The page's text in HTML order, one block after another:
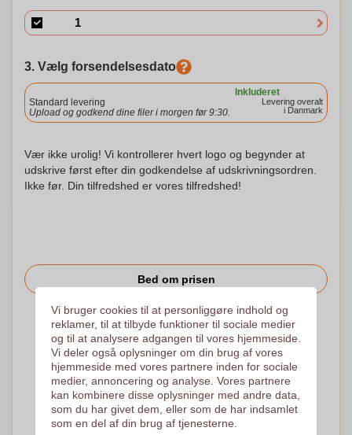
3. Vælg forsendelsesdato
Inkluderet
Standard levering
Upload og godkend dine filer i morgen før 9:30.
Levering overalt
i Danmark
Vær ikke urolig! Vi kontrollerer hvert logo og begynder at
udskrive først efter din godkendelse af udskrivningsordren.
Ikke før. Din tilfredshed er vores tilfredshed!
Bed om prisen
Det er også muligt at uploade dit logo til den følgende side
Vi tjekker dit logo gratis inden udskrivning
Kunder giver os en score på 9.3
Brug for hjælp til din bestilling? Chatmed vores
kundeservice
Vi bruger cookies til at personliggøre indhold og
reklamer, til at tilbyde funktioner til sociale medier
og til at analysere adgangen til vores hjemmeside.
Vi deler også oplysninger om din brug af vores
hjemmeside med vores partnere inden for sociale
medier, annoncering og analyse. Vores partnere
kan kombinere disse oplysninger med andre data,
som du har givet dem, eller som de har indsamlet
som en del af din brug af tjenesterne.